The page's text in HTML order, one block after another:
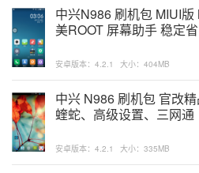
中兴N986 刷机包 MIUI
美ROOT 屏幕助手 稳定
安卓版本：4.2.1 大小：404MB
中兴 N986 刷机包 官改
蝰蛇、高级设置、三网通
安卓版本：4.2.1 大小：335MB